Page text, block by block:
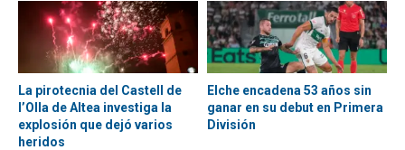
La pirotecnia del Castell de
l’Olla de Altea investiga la
explosión que dejó varios
heridos
Elche encadena 53 años sin
ganar en su debut en Primera
División